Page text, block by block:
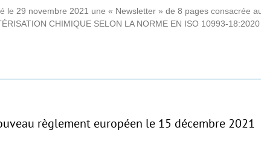
le 29 novembre 2021 une « Newsletter » de 8 pages consacrée
CHIMIQUE SELON LA NORME EN ISO 10993-
règlement européen le 15 décembre 2021